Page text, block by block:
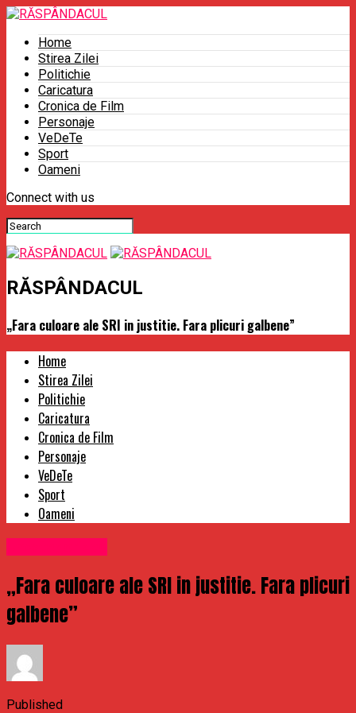
Home
Stirea Zilei
Politichie
Caricatura
Cronica de Film
Personaje
VeDeTe
Sport
Oameni
Connect with us
RĂSPÂNDACUL
„Fara culoare ale SRI in justitie. Fara plicuri galbene”
Home
Stirea Zilei
Politichie
Caricatura
Cronica de Film
Personaje
VeDeTe
Sport
Oameni
„Fara culoare ale SRI in justitie. Fara plicuri
galbene”
Published